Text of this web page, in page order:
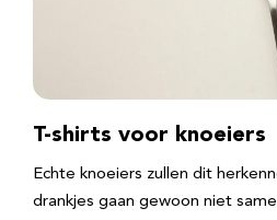
T-shirts voor knoeiers
Echte knoeiers zullen dit
drankjes gaan gewoon niet